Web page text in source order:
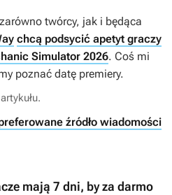
twórcy, jak i będąca
chcą podsycić apetyt graczy
Simulator 2026. Coś mi
poznać datę premiery.
źródło wiadomości
mają 7 dni, by za darmo